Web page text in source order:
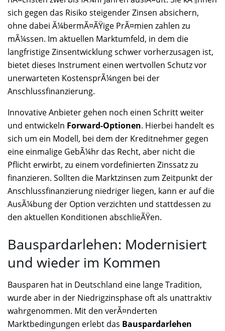
sich gegen das Risiko steigender Zinsen absichern,
ohne dabei Ã¼bermÃ¤ÃŸige PrÃ¤mien zahlen zu
mÃ¼ssen. Im aktuellen Marktumfeld, in dem die
langfristige Zinsentwicklung schwer vorherzusagen ist,
bietet dieses Instrument einen wertvollen Schutz vor
unerwarteten KostensprÃ¼ngen bei der
Anschlussfinanzierung.
Innovative Anbieter gehen noch einen Schritt weiter
und entwickeln Forward-Optionen. Hierbei handelt es
sich um ein Modell, bei dem der Kreditnehmer gegen
eine einmalige GebÃ¼hr das Recht, aber nicht die
Pflicht erwirbt, zu einem vordefinierten Zinssatz zu
finanzieren. Sollten die Marktzinsen zum Zeitpunkt der
Anschlussfinanzierung niedriger liegen, kann er auf die
AusÃ¼bung der Option verzichten und stattdessen zu
den aktuellen Konditionen abschlieÃŸen.
Bauspardarlehen: Modernisiert
und wieder im Kommen
Bausparen hat in Deutschland eine lange Tradition,
wurde aber in der Niedrigzinsphase oft als unattraktiv
wahrgenommen. Mit den verÃ¤nderten
Marktbedingungen erlebt das Bauspardarlehen